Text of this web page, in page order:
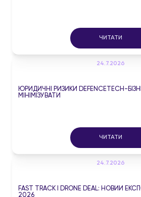
ЧИТАТИ
24.7.2026
ЮРИДИЧНІ РИЗИКИ DEFENCETECH-
МІНІМІЗУВАТИ
ЧИТАТИ
24.7.2026
FAST TRACK І DRONE DEAL: НОВИЙ
2026